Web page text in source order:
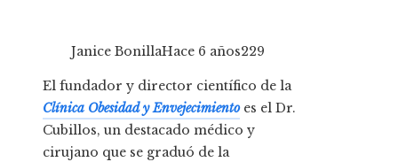
Janice BonillaHace 6 años229
El fundador y director científico de la
Clínica Obesidad y Envejecimientoes el Dr.
Cubillos, un destacado médico y
cirujano que se graduó de la